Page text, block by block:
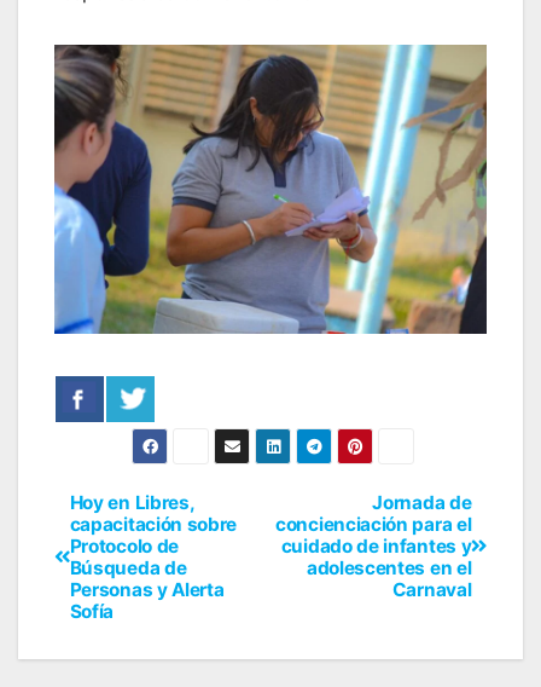
Jornada de
concienciación para el
cuidado de infantes y
adolescentes en el
Carnaval
Hoy en Libres,
capacitación sobre
Protocolo de
Búsqueda de
Personas y Alerta
Sofía